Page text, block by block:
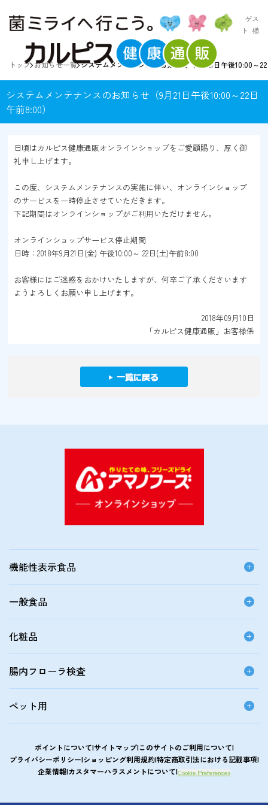
ゲス
ト 様
トップ お知らせ一覧 システムメンテナンスのお知らせ（9月21日午後10:00～
システムメンテナンスのお知らせ（9月21日午後10:00～22日
午前8:00）
日頃はカルピス健康通販オンラインショップをご愛顧賜り、厚く御
礼申し上げます。
この度、システムメンテナンスの実施に伴い、オンラインショップ
のサービスを一時停止させていただきます。
下記期間はオンラインショップがご利用いただけません。
オンラインショップサービス停止期間
日時：2018年9月21日(金) 午後10:00～ 22日(土)午前8:00
お客様にはご迷惑をおかけいたしますが、何卒ご了承くださいます
ようよろしくお願い申し上げます。
2018年09月10日
「カルピス健康通販」お客様係
機能性表示食品
一般食品
化粧品
腸内フローラ検査
ペット用
ポイントについて サイトマップこのサイトのご利用について
プライバシーポリシー ショッピング利用規約特定商取引法における記載事項
企業情報 カスタマーハラスメントについて Cookie Preferences